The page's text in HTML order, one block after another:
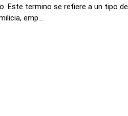
Este termino se refiere a un tipo de
emp...